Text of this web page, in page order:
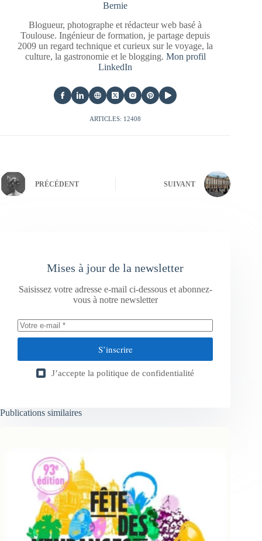
Bernie
Blogueur, photographe et rédacteur web basé à
Toulouse. Ingénieur de formation, je partage depuis
2009 un regard technique et curieux sur le voyage, la
culture, la gastronomie et le blogging. Mon profil
LinkedIn
ARTICLES: 12408
PRÉCÉDENT SUIVANT
Mises à jour de la newsletter
Saisissez votre adresse e-mail ci-dessous et abonnez-
vous à notre newsletter
S’inscrire
J’accepte la politique de confidentialité
Publications similaires